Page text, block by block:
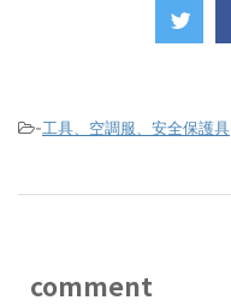
-工具、空調服、安全保護具
comment